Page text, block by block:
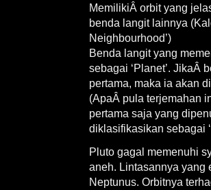
MemilikiÂ orbit yang
benda langit lainnya
Neighbourhood’)
Benda langit yang
sebagai ‘Planet’. JikaÂ
pertama, maka ia akan
(ApaÂ pula terjemahan
pertama saja yang
diklasifikasikan sebagai
Pluto gagal memenuhi
aneh. Lintasannya yang
Neptunus. Orbitnya